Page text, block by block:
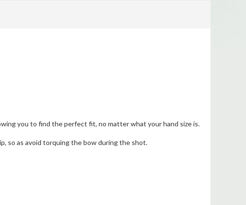
you to find the perfect fit, no matter what your hand size is.
so as avoid torquing the bow during the shot.